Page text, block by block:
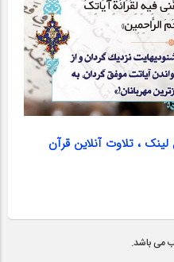
، تلاوت آنلاین قرآن
می باشد.